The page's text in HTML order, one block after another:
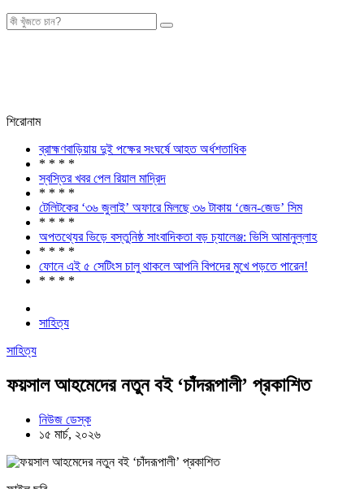
শিরোনাম
ব্রাহ্মণবাড়িয়ায় দুই পক্ষের সংঘর্ষে আহত অর্ধশতাধিক
* * * *
স্বস্তির খবর পেল রিয়াল মাদ্রিদ
* * * *
টেলিটকের ‘৩৬ জুলাই’ অফারে মিলছে ৩৬ টাকায় ‘জেন-জেড’ সিম
* * * *
অপতথ্যের ভিড়ে বস্তুনিষ্ঠ সাংবাদিকতা বড় চ্যালেঞ্জ: ভিসি আমানুল্লাহ
* * * *
ফোনে এই ৫ সেটিংস চালু থাকলে আপনি বিপদের মুখে পড়তে পারেন!
* * * *
সাহিত্য
সাহিত্য
ফয়সাল আহমেদের নতুন বই ‘চাঁদরূপালী’ প্রকাশিত
নিউজ ডেস্ক
১৫ মার্চ, ২০২৬